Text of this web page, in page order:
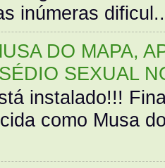
inúmeras
DO MAPA,
SEXUAL
instalado!!!
como Musa